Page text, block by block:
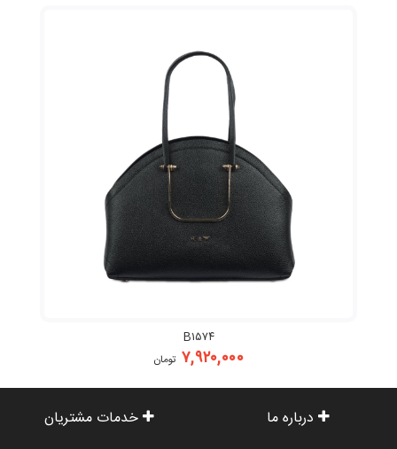
B۱۵۷۴
۷,۹۲۰,۰۰۰ تومان
درباره ما خدمات مشتریان